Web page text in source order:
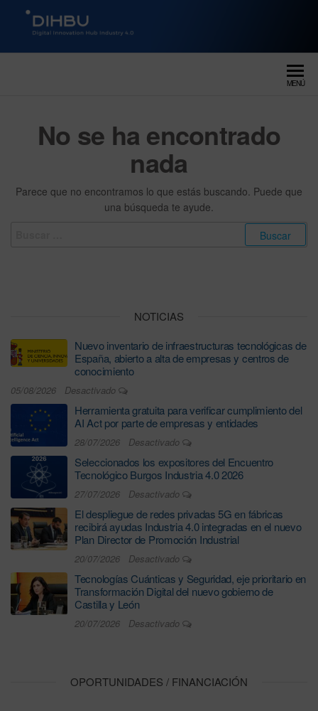
DIGITAL INNOVATION HUB
MENÚ
No se ha encontrado
nada
Parece que no encontramos lo que estás buscando. Puede que
una búsqueda te ayude.
NOTICIAS
Nuevo inventario de infraestructuras tecnológicas de
España, abierto a alta de empresas y centros de
conocimiento
05/08/2026 Desactivado
Herramienta gratuita para verificar cumplimiento del
AI Act por parte de empresas y entidades
28/07/2026 Desactivado
Seleccionados los expositores del Encuentro
Tecnológico Burgos Industria 4.0 2026
27/07/2026 Desactivado
El despliegue de redes privadas 5G en fábricas
recibirá ayudas Industria 4.0 integradas en el nuevo
Plan Director de Promoción Industrial
20/07/2026 Desactivado
Tecnologías Cuánticas y Seguridad, eje prioritario en
Transformación Digital del nuevo gobierno de
Castilla y León
20/07/2026 Desactivado
OPORTUNIDADES / FINANCIACIÓN